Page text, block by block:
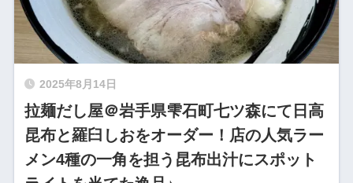
2025年8月14日
拉麺だし屋＠岩手県雫石町七ツ森にて日高
昆布と羅臼しおをオーダー！店の人気ラー
メン4種の一角を担う昆布出汁にスポット